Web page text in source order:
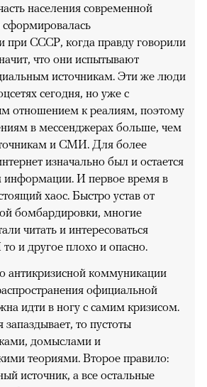
населения современной
при СССР, когда правду говорили
что они испытывают
источникам. Эти же люди
сегодня, но уже с
отношением к реалиям, поэтому
в мессенджерах больше, чем
и СМИ. Для более
изначально был и остается
информации. И первое время в
хаос. Быстро устав от
бомбардировки, многие
читать и интересоваться
и другое плохо и опасно.
антикризисной коммуникации
официальной
идти в ногу с самим кризисом.
то пустоты
домыслами и
теориями. Второе правило:
источник, а все остальные